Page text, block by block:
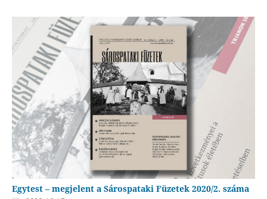
Egytest – megjelent a Sárospataki Füzetek 2020/2. száma